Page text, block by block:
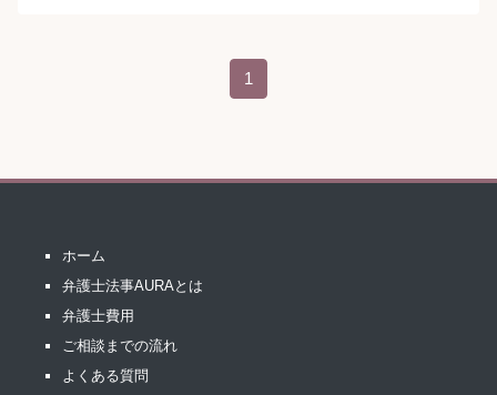
投稿ナビゲーション1
ホーム
弁護士法事AURAとは
弁護士費用
ご相談までの流れ
よくある質問